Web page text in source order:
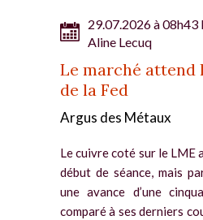
29.07.2026 à 08h43
Aline Lecuq
Le marché attend
de la Fed
Argus des Métaux
Le cuivre coté sur le LME
début de séance, mais
une avance d’une
comparé à ses derniers